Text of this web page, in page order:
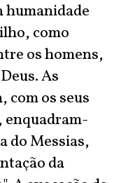
humanidade
como
os homens,
As
com os seus
enquadram-
do Messias,
da